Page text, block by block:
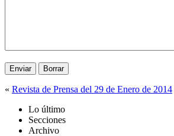
« Revista de Prensa del 29 de Enero de 2014
Lo último
Secciones
Archivo